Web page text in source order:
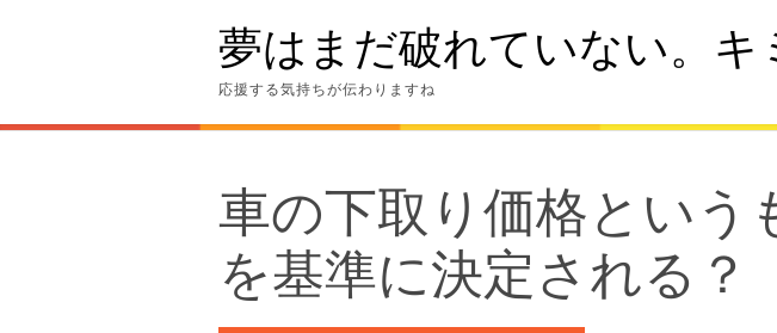
夢はまだ破れていない。キ
応援する気持ちが伝わりますね
車の下取り価格という
を基準に決定される？